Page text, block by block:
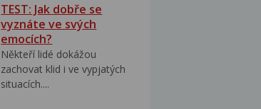
TEST: Jak dobře se
vyznáte ve svých
emocích?
Někteří lidé dokážou
zachovat klid i ve vypjatých
situacích....